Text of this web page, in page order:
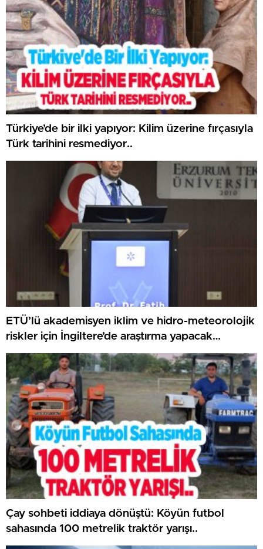
Türkiye’de bir ilki yapıyor: Kilim üzerine fırçasıyla
Türk tarihini resmediyor..
ETÜ’lü akademisyen iklim ve hidro-meteorolojik
riskler için İngiltere’de araştırma yapacak…
Çay sohbeti iddiaya dönüştü: Köyün futbol
sahasında 100 metrelik traktör yarışı..